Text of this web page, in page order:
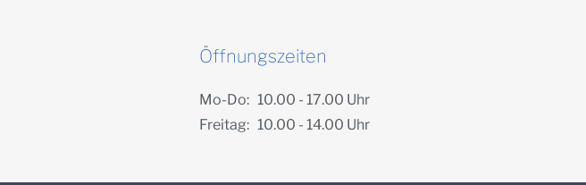
Öffnungszeiten
Mo-Do: 10.00 - 17.00 Uhr
Freitag: 10.00 - 14.00 Uhr